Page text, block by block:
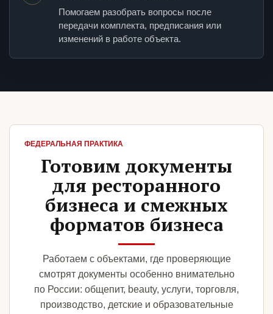
Помогаем разобрать вопросы после
передачи комплекта, предписания или
изменений в работе объекта.
ФЕДЕРАЛЬНАЯ ПРАКТИКА
Готовим документы
для ресторанного
бизнеса и смежных
форматов бизнеса
Работаем с объектами, где проверяющие
смотрят документы особенно внимательно
по России: общепит, beauty, услуги, торговля,
производство, детские и образовательные